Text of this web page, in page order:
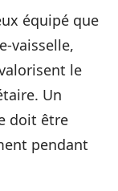
équipé que
vaisselle,
le
Un
doit être
pendant